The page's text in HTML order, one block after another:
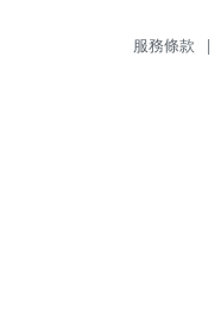
服務條款 |